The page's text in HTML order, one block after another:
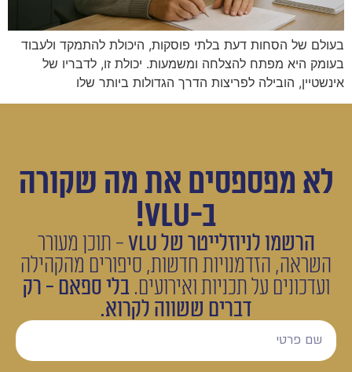
בעולם של הסחות דעת בלתי פוסקות, היכולת להתמקד ולעבוד
בעומק היא מפתח להצלחה ומשמעות. יכולת זו, לדבריו של
אינשטיין, הובילה לפריצות הדרך הגדולות ביותר שלו
לא מפספסים את מה שקורה
ב-VLU!
הרשמו לניוזלייטר של VLU
- תוכן מעורר
השראה, הזדמנויות חדשות, סיפורים מהקהילה
ועדכונים על תכניות ואירועים.בלי ספאם - רק
דברים ששווה לקרוא.